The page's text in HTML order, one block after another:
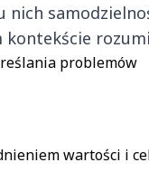
kontekście
problemów
wartości i